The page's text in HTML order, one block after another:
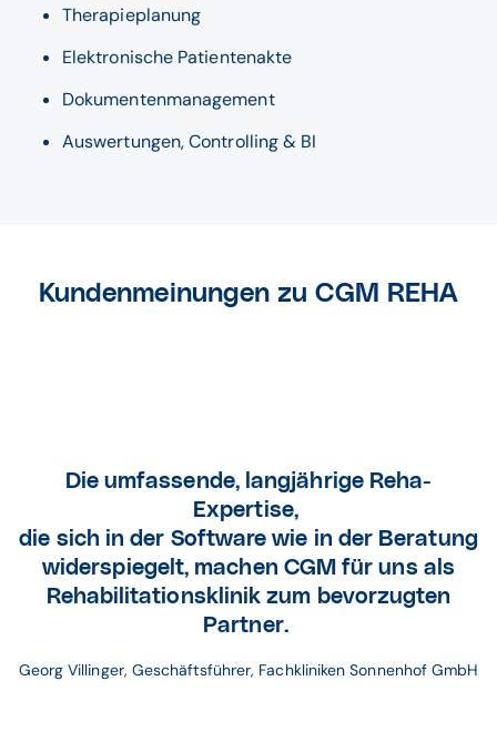
Therapieplanung
Elektronische Patientenakte
Dokumentenmanagement
Auswertungen, Controlling & BI
Kundenmeinungen zu CGM REHA
Die umfassende, langjährige Reha-
Expertise,
die sich in der Software wie in der Beratung
widerspiegelt, machen CGM für uns als
Rehabilitationsklinik zum bevorzugten
Partner.
Georg Villinger, Geschäftsführer, Fachkliniken Sonnenhof GmbH